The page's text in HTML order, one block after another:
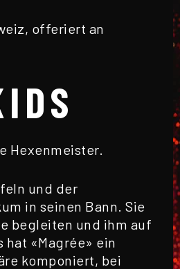
offeriert an
Hexenmeister.
und der
in seinen Bann. Sie
begleiten und ihm auf
«Magrée» ein
komponiert, bei